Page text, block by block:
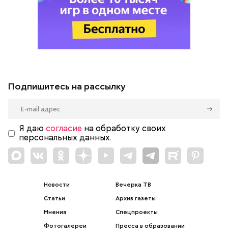
Подпишитесь на рассылку
Я даю согласие на обработку своих
персональных данных.
Новости
Статьи
Мнения
Фотогалереи
Вечерка ТВ
Архив газеты
Спецпроекты
Пресса в образовании